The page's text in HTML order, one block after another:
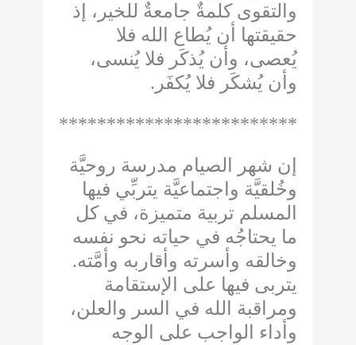
والتقوى كلمةٌ جامعةٌ للخير، إذ
حقيقتها أن يُطاع الله فلا
يُعصى، وأن يُذكَر فلا يُنسى،
وأن يُشكَر فلا يُكفَر .
***************************
إن شهر الصيام مدرسة روحيَّة
وخُلقيَّة واجتماعيَّة يتربِّي فيها
المسلم تربية متميزة، في كل
ما يحتاجُه في حياته نحو نفسه
وخالقه وأسرته وأقاربه وأمَّته.
يتربى فيها على الإستقامة
ومراقبة الله في السر والعلن،
وأداء الواجب على الوجه